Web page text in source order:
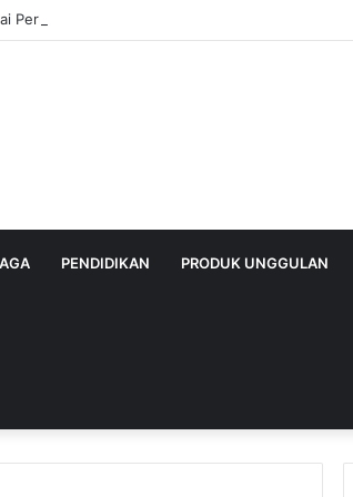
Perkuat Komitmen Berantas Rokok Ilegal di
PENDIDIKAN PRODUK UNGGULAN